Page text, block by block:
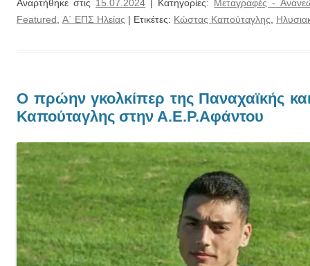
Αναρτήθηκε στις 15.07.2024 | Κατηγορίες: Μεταγραφές -
Featured Α΄ ΕΠΣ Ηλείας | Ετικέτες: Κώστας Καπούταγλης
Ο πρώην γκολκίπερ της Παναχαϊκής
Καπούταγλης στην Α.Ε.Ρ.Αφάντου